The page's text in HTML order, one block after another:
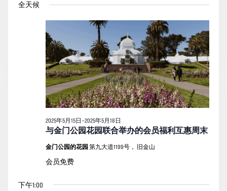
5
搜
索
和
视
图
导
航
视
图
导
航
择
全天候
与金门公园花园联合举办的会员福利互惠周末
2025年5月15日–2025年5月18日
金门公园的花园第九大道1199号， 旧金山
会员免费
下午1:00